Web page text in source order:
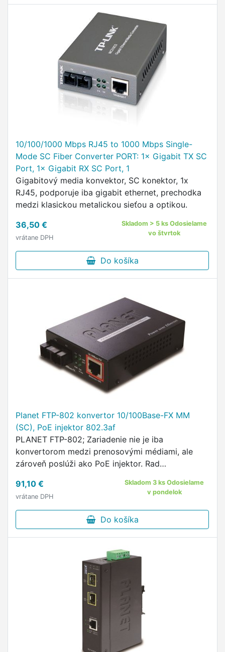
10/100/1000 Mbps RJ45 to 1000 Mbps Single-
Mode SC Fiber Converter PORT: 1× Gigabit TX SC
Port, 1× Gigabit RX SC Port, 1
Gigabitový media konvektor, SC konektor, 1x
RJ45, podporuje iba gigabit ethernet, prechodka
medzi klasickou metalickou sieťou a optikou.
36,50 €
vrátane DPH
Skladom > 5 ks Odosielame
vo štvrtok
Do košíka
Planet FTP-802 konvertor 10/100Base-FX MM
(SC), PoE injektor 802.3af
PLANET FTP-802; Zariadenie nie je iba
konvertorom medzi prenosovými médiami, ale
zároveň poslúži ako PoE injektor. Rad
pre vybavenie vzdialených sieťových inštalácií …
91,10 €
vrátane DPH
Skladom 3 ks Odosielame
v pondelok
Do košíka